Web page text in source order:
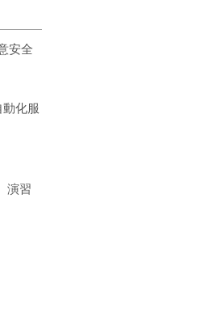
安全
動化服
演習